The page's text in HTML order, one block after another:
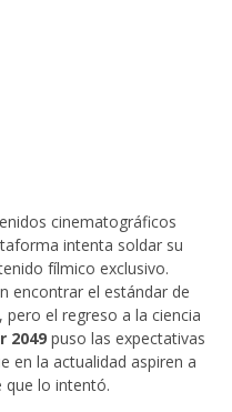
cinematográficos
intenta soldar su
fílmico exclusivo.
encontrar el estándar de
pero el regreso a la ciencia
2049 puso las expectativas
en la actualidad aspiren a
que lo intentó.